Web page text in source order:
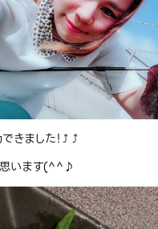
きました！⤴︎ ⤴︎
思います(^^♪